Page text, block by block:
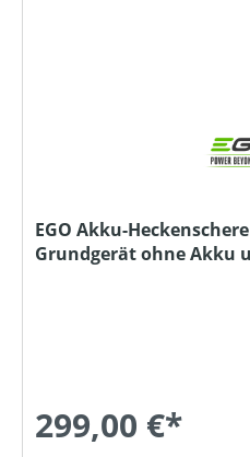
EGO Akku-Heckenschere
Grundgerät ohne Akku
299,00 €*